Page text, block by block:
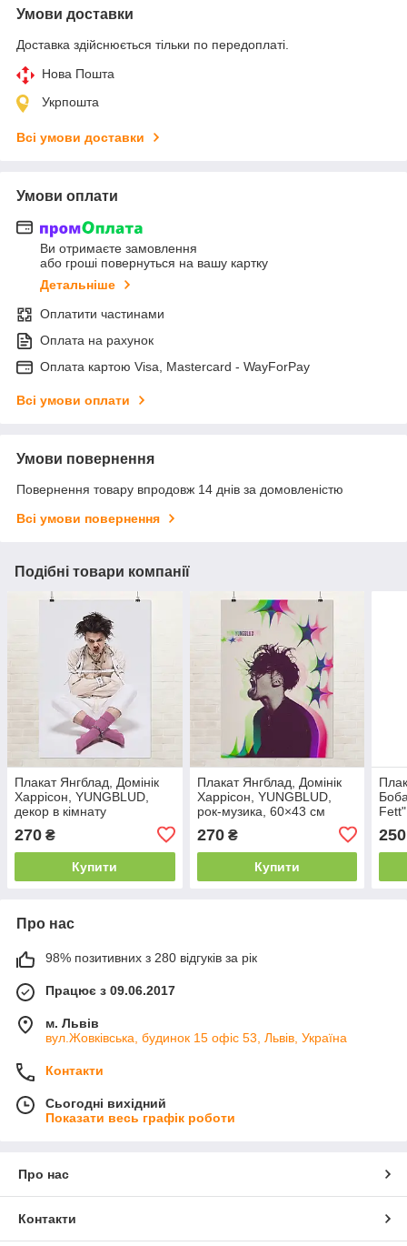
Умови доставки
Доставка здійснюється тільки по передоплаті.
Нова Пошта
Укрпошта
Всі умови доставки
Умови оплати
Ви отримаєте замовлення
або гроші повернуться на вашу картку
Детальніше
Оплатити частинами
Оплата на рахунок
Оплата картою Visa, Mastercard - WayForPay
Всі умови оплати
Умови повернення
Повернення товару впродовж 14 днів за домовленістю
Всі умови повернення
Подібні товари компанії
Плакат Янгблад, Домінік
Харрісон, YUNGBLUD,
декор в кімнату
270 ₴
Купити
Плакат Янгблад, Домінік
Харрісон, YUNGBLUD,
рок-музика, 60×43 см
270₴
Купити
250
Про нас
98% позитивних з 280 відгуків за рік
Працює з 09.06.2017
м. Львів
вул.Жовківська, будинок 15 офіс 53, Львів, Україна
Контакти
Сьогодні вихідний
Показати весь графік роботи
Про нас
Контакти